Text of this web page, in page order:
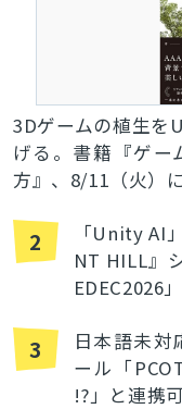
3Dゲームの植生を
げる。書籍『ゲー
方』、8/11（火）
2
「Unity AI
NT HILL』
EDEC2026
3
日本語未対
ール「
!?」と連携